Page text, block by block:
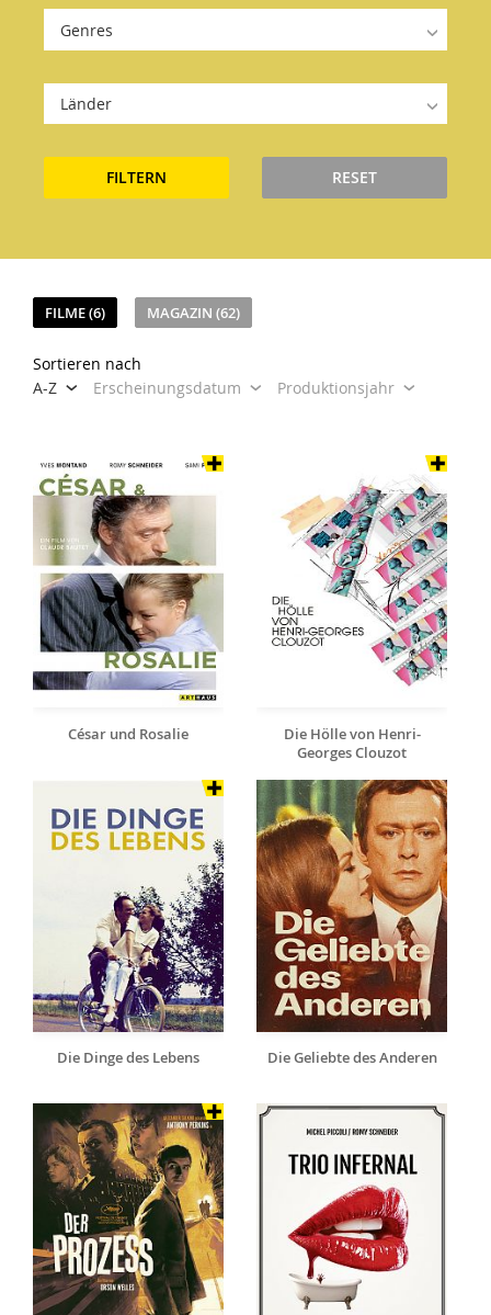
Genres
Länder
FILTERN RESET
FILME (6) MAGAZIN (62)
Sortieren nach
A-Z
Erscheinungsdatum Produktionsjahr
César und Rosalie
Die Hölle von Henri-
Georges Clouzot
Die Dinge des Lebens Die Geliebte des Anderen